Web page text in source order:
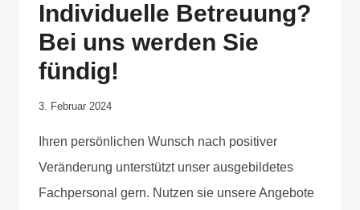
Individuelle Betreuung?
Bei uns werden Sie
fündig!
Von
Krause
3. Februar 2024
Ihren persönlichen Wunsch nach positiver
Veränderung unterstützt unser ausgebildetes
Fachpersonal gern. Nutzen sie unsere Angebote